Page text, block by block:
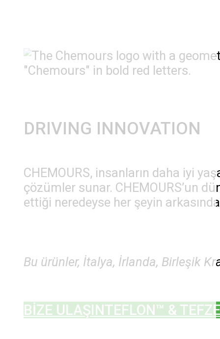
DRIVING INNOVATION
CHEMOURS, insanların daha iyi
çözümler sunar. CHEMOURS’un
ettiği neredeyse her şeyin arkasında
Bu ürünler, İtalya, İrlanda, Birleşik
BİZE ULAŞINTEFLON™ &